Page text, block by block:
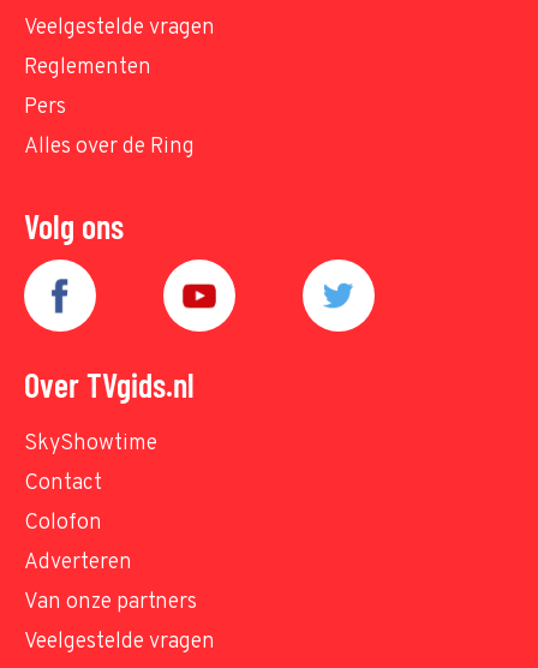
Veelgestelde vragen
Reglementen
Pers
Alles over de Ring
Volg ons
Over TVgids.nl
SkyShowtime
Contact
Colofon
Adverteren
Van onze partners
Veelgestelde vragen